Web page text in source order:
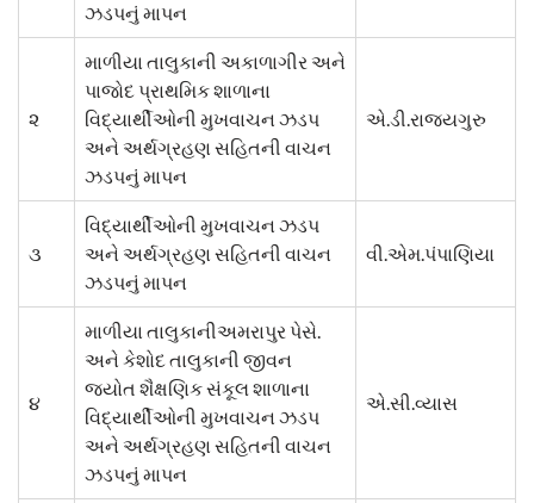
ઝડપનું માપન
૨
માળીયા તાલુકાની અકાળાગીર અને
પાજોદ પ્રાથમિક શાળાના
વિદ્યાર્થીઓની મુખવાચન ઝડપ
અને અર્થગ્રહણ સહિતની વાચન
ઝડપનું માપન
એ.ડી.રાજ્યગુરુ
૩
વિદ્યાર્થીઓની મુખવાચન ઝડપ
અને અર્થગ્રહણ સહિતની વાચન
ઝડપનું માપન
વી.એમ.પંપાણિયા
૪
માળીયા તાલુકાનીઅમરાપુર પેસે.
અને કેશોદ તાલુકાની જીવન
જ્યોત શૈક્ષણિક સંકૂલ શાળાના
વિદ્યાર્થીઓની મુખવાચન ઝડપ
અને અર્થગ્રહણ સહિતની વાચન
ઝડપનું માપન
એ.સી.વ્યાસ